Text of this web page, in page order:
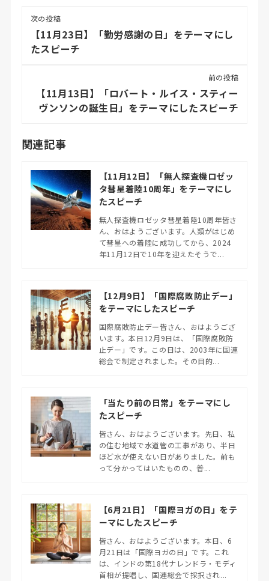
次の投稿
【11月23日】「勤労感謝の日」をテーマにし
たスピーチ
前の投稿
【11月13日】「ロバート・ルイス・スティー
ヴンソンの誕生日」をテーマにしたスピーチ
関連記事
【11月12日】「無人探査機ロゼッ
タ彗星着陸10周年」をテーマにし
たスピーチ
無人探査機ロゼッタ彗星着陸10周年皆さ
ん、おはようございます。人類がはじめ
て彗星への着陸に成功してから、2024
年11月12日で10年を迎えたそうで...
【12月9日】「国際腐敗防止デー」
をテーマにしたスピーチ
国際腐敗防止デー皆さん、おはようござ
います。本日12月9日は、「国際腐敗防
止デー」です。この日は、2003年に国連
総会で制定されました。その目的...
「当たり前の日常」をテーマにし
たスピーチ
皆さん、おはようございます。先日、私
の住む地域で水道管の工事があり、半日
ほど水が使えない日がありました。前も
って分かってはいたものの、普...
【6月21日】「国際ヨガの日」をテ
ーマにしたスピーチ
皆さん、おはようございます。本日、6
月21日は「国際ヨガの日」です。これ
は、インドの第18代ナレンドラ・モディ
首相が提唱し、国連総会で採択され...